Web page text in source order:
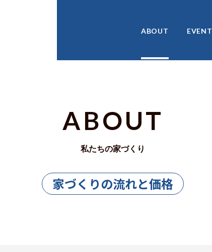
ABOUT EVENT
ABOUT
私たちの家づくり
家づくりの流れと価格